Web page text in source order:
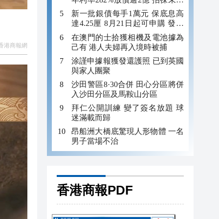
港商報網
年追數
新一批銀債每手1萬元 保底息高
達4.25厘 8月21日起可申購 發行
金額最多550億
在澳門的士拾獲相機及電池據為
己有 港人夫婦再入境時被捕
涂謹申據報獲發還護照 已到英國
與家人團聚
沙田警區8·30合併 田心分區將併
入沙田分區及馬鞍山分區
拜仁公開訓練 變了簽名放題 球
迷滿載而歸
昂船洲大橋底驚現人形物體 一名
男子當場不治
香港商報PDF